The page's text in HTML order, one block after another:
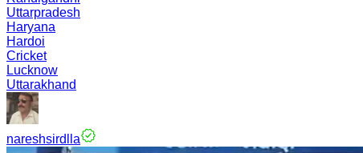
Uttarpradesh
Haryana
Hardoi
Cricket
Lucknow
Uttarakhand
nareshsirdlla